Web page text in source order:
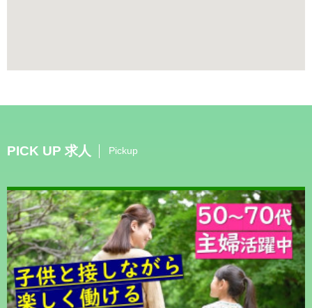
PICK UP 求人 Pickup